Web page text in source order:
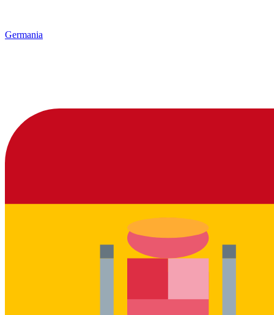
Germania